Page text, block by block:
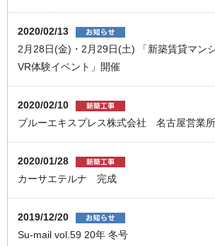
2020/02/13
2月28日(金)・2月29日(土) 「新築賃貸マン
VR体験イベント」開催
2020/02/10
ブルーエキスプレス株式会社 名古屋営業
2020/01/28
カーサエテルナ 完成
2019/12/20
Su-mail vol.59 20年 冬号